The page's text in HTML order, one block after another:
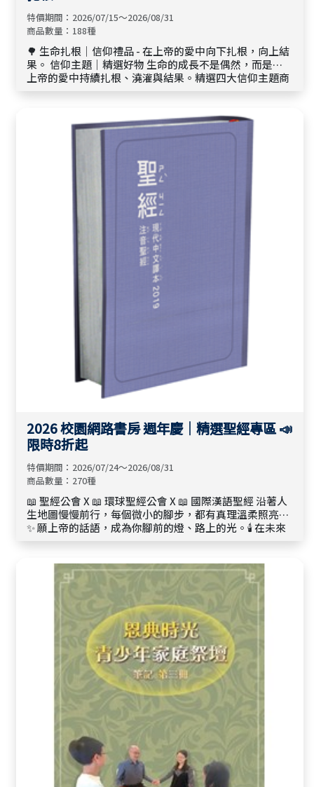
特價期間：2026/07/15～2026/08/31
商品數量：188種
🌳 生命扎根｜信仰禮品 - 在上帝的愛中向下扎根，向上結
果。 信仰主題｜精選好物 生命的成長不是偶然，而是在
上帝的愛中持續扎根、澆灌與結果。精選四大信仰主題商
2026 校園網路書房 週年慶｜精選聖經專區 📣
限時8折起
特價期間：2026/07/24～2026/08/31
商品數量：270種
📖 聖經公會 X 📖 環球聖經公會 X 📖 國際漢語聖經 沿著人
生地圖慢慢前行，每個微小的腳步，都有真理溫柔照亮。
✨ 願上帝的話語，成為你腳前的燈、路上的光。🕯️ 在未來